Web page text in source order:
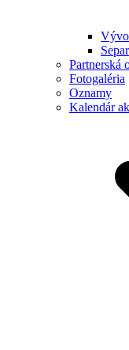
Partnerská
Fotogaléria
Oznamy
Kalendár